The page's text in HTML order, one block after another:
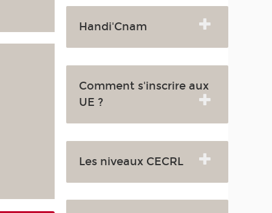
Handi'Cnam
Comment s'inscrire aux
UE ?
Les niveaux CECRL